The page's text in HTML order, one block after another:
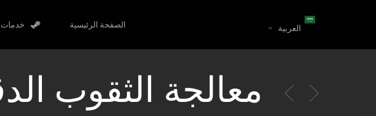
الصفحة الرئيسية خدمات العربية
معالجة الثقوب